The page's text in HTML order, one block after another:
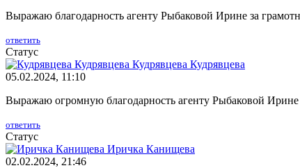
Выражаю благодарность агенту Рыбаковой Ирине за
ответить
Статус
Кудрявцева Кудрявцева
05.02.2024, 11:10
Выражаю огромную благодарность агенту Рыбаковой
ответить
Статус
Иричка Канищева
02.02.2024, 21:46